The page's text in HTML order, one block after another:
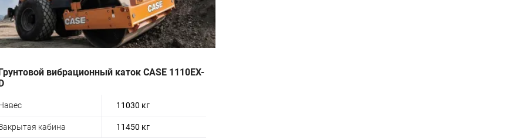
вибрационный каток CASE 1110EX-
11030 кг
кабина 11450 кг